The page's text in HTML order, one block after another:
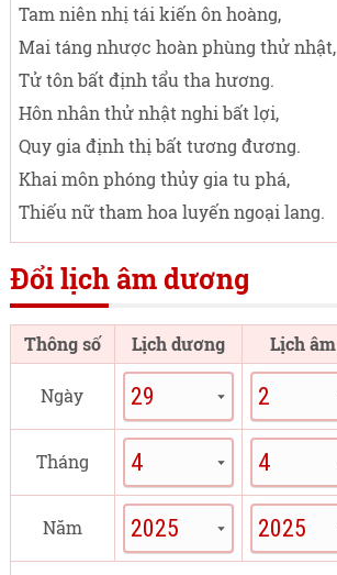
Tam niên nhị tái kiến ôn hoàng,
Mai táng nhược hoàn phùng thử nhật,
Tử tôn bất định tẩu tha hương.
Hôn nhân thử nhật nghi bất lợi,
Quy gia định thị bất tương đương.
Khai môn phóng thủy gia tu phá,
Thiếu nữ tham hoa luyến ngoại lang.
Đổi lịch âm dương
Thông số Lịch dương Lịch âm
Ngày
Tháng
Năm